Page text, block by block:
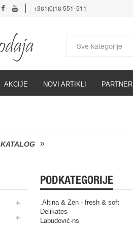
AKCIJE NOVI ARTIKLI PARTNERI
+381(0)18 551-511
KATALOG
PODKATEGORIJE
.Altina & Zen - fresh & soft
Delikates
Labudović-ns